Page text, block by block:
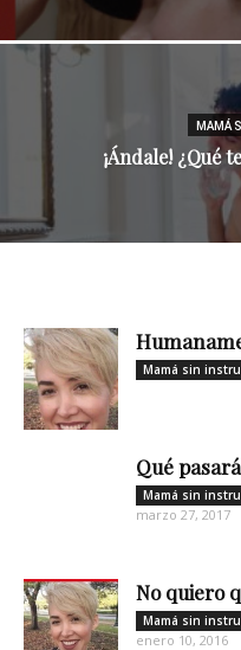
MAMÁ
¡Ándale! ¿Qué
Mamá sin
Qué
Mamá sin
marzo 27, 2017
No quiero
Mamá sin
enero 10, 2016